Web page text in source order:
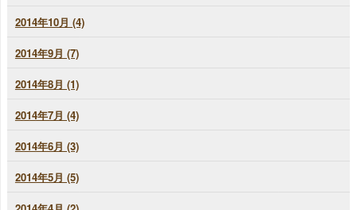
2014年10月 (4)
2014年9月 (7)
2014年8月 (1)
2014年7月 (4)
2014年6月 (3)
2014年5月 (5)